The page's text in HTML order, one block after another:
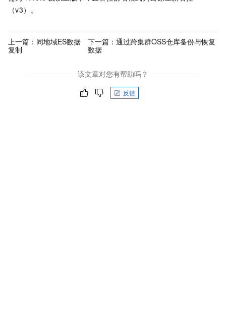
（v3）。
上一篇： 同地域ES数据
复制
下一篇： 通过跨集群OSS仓库备份与恢复
数据
该文章对您有帮助吗？
反馈